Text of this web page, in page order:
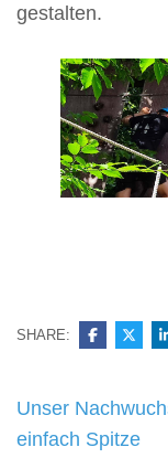
gestalten.
SHARE:
Unser
einfach Spitze